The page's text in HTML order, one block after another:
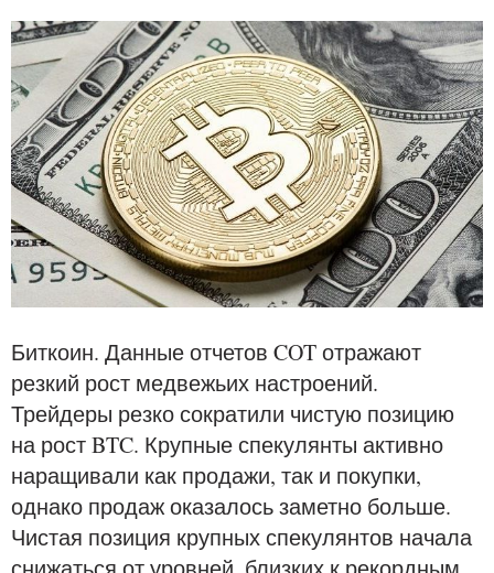
Биткоин. Данные отчетов COT отражают
резкий рост медвежьих настроений.
Трейдеры резко сократили чистую позицию
на рост BTC. Крупные спекулянты активно
наращивали как продажи, так и покупки,
однако продаж оказалось заметно больше.
Чистая позиция крупных спекулянтов начала